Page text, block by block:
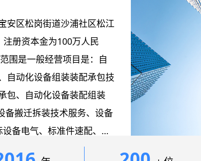
安区松岗街道沙浦社区松江
册资本金为100万人民
围是一般经营项目是：自
自动化设备组装装配承包技
包、自动化设备装配组装
备搬迁拆装技术服务、设备
备电气、标准件速配、机
标标准设备销售；经营电子